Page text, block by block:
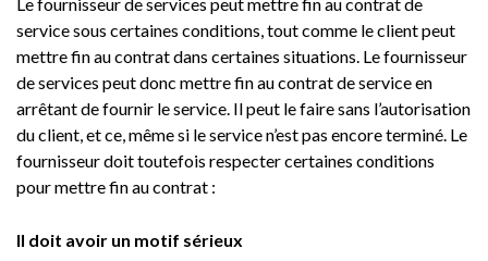
service sous certaines conditions, tout comme le client peut
mettre fin au contrat dans certaines situations. Le fournisseur
de services peut donc mettre fin au contrat de service en
arrêtant de fournir le service. Il peut le faire sans l’autorisation
du client, et ce, même si le service n’est pas encore terminé. Le
fournisseur doit toutefois respecter certaines conditions
pour mettre fin au contrat :
Il doit avoir un motif sérieux